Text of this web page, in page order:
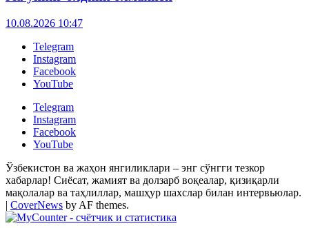
10.08.2026 10:47
Telegram
Instagram
Facebook
YouTube
Telegram
Instagram
Facebook
YouTube
Ўзбекистон ва жаҳон янгиликлари – энг сўнгги тезкор
хабарлар! Сиёсат, жамият ва долзарб воқеалар, қизиқарли
мақолалар ва таҳлиллар, машҳур шахслар билан интервьюлар.
| CoverNews by AF themes.